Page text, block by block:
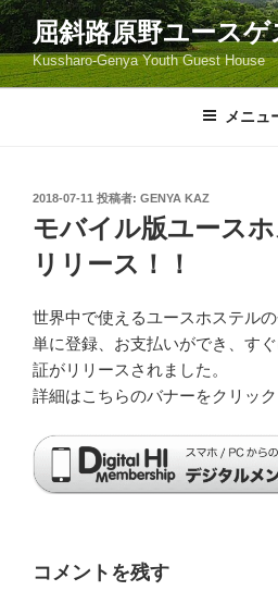
コ
ン
テ
ン
屈斜路原野ユース
Kussharo-Genya Youth Guest House
メニュ
投
稿
日:
2018-07-11 投稿者: GENYA KAZ
モバイル版ユース
リリース！！
世界中で使えるユースホステル
単に登録、お支払いができ、す
証がリリースされました。
詳細はこちらのバナーをクリック
コメントを残す